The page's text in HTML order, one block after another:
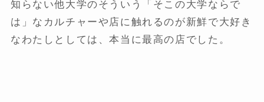
知らない他大学のそういう「そこの大学ならで
は」なカルチャーや店に触れるのが新鮮で大好き
なわたしとしては、本当に最高の店でした。